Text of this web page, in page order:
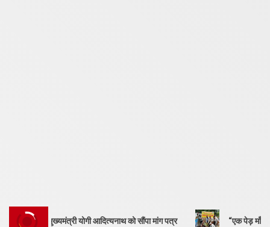
योगी आदित्यनाथ को सौंपा मांग पत्र “एक पेड़ माँ के नाम” – सेण्ट